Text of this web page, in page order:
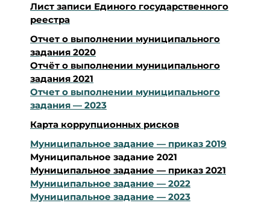
Лист записи Единого государственного
реестра
Отчет о выполнении муниципального
задания 2020
Отчёт о выполнении муниципального
задания 2021
Отчет о выполнении муниципального
задания — 2023
Карта коррупционных рисков
Муниципальное задание — приказ 2019
Муниципальное задание 2021
Муниципальное задание — приказ 2021
Муниципальное задание — 2022
Муниципальное задание — 2023